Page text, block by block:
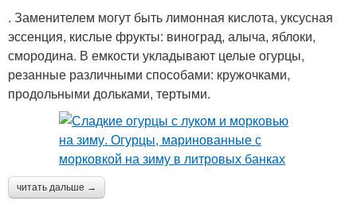
. Заменителем могут быть лимонная кислота, уксусная
эссенция, кислые фрукты: виноград, алыча, яблоки,
смородина. В емкости укладывают целые огурцы,
резанные различными способами: кружочками,
продольными дольками, тертыми.
читать дальше →